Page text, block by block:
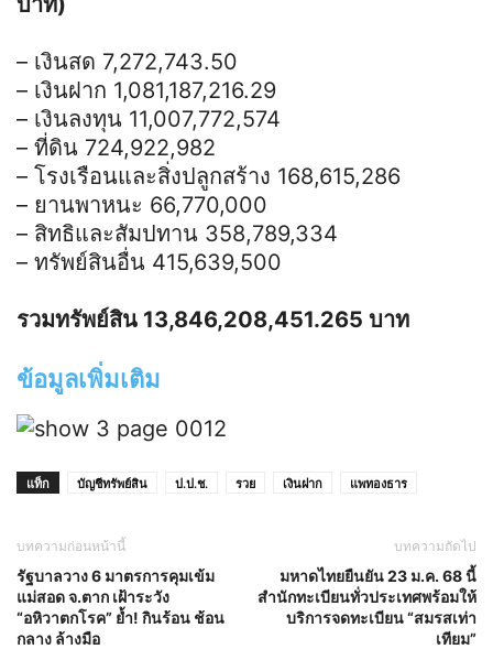
– เงินสด 7,272,743.50
– เงินฝาก 1,081,187,216.29
– เงินลงทุน 11,007,772,574
– ที่ดิน 724,922,982
– โรงเรือนและสิ่งปลูกสร้าง 168,615,286
– ยานพาหนะ 66,770,000
– สิทธิและสัมปทาน 358,789,334
– ทรัพย์สินอื่น 415,639,500
รวมทรัพย์สิน 13,846,208,451.265 บาท
ข้อมูลเพิ่มเติม
แท็ก บัญชีทรัพย์สิน ป.ป.ช. รวย เงินฝาก แพทองธาร
บทความก่อนหน้านี้
รัฐบาลวาง 6 มาตรการคุมเข้ม
แม่สอด จ.ตาก เฝ้าระวัง
“อหิวาตกโรค” ย้ำ! กินร้อน ช้อน
กลาง ล้างมือ
บทความถัดไป
มหาดไทยยืนยัน 23 ม.ค. 68 นี้
สำนักทะเบียนทั่วประเทศพร้อมให้
บริการจดทะเบียน “สมรสเท่า
เทียม”